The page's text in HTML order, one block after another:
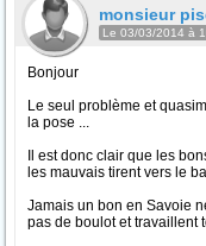
monsieur
Le 03/03/2014 à
Bonjour
Le seul problème et
la pose ...
Il est donc clair que les
les mauvais tirent vers le
Jamais un bon en Savoie
pas de boulot et travaillent